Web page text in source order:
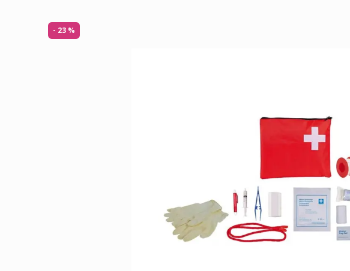
- 23 %